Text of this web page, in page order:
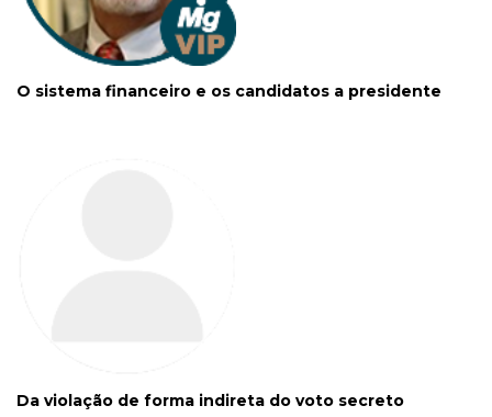
O sistema financeiro e os candidatos a presidente
Da violação de forma indireta do voto secreto